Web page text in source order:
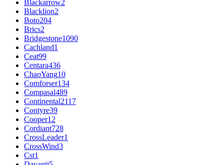
Blackarrow2
Blacklion2
Boto204
Brics2
Bridgestone1090
Cachland1
Ceat99
Centara436
ChaoYang10
Comforser134
Compasal489
Continental2117
Contyre39
Cooper12
Cordiant728
CrossLeader1
CrossWind3
Cst1